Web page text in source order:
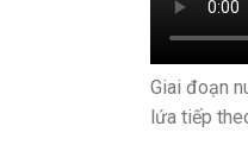
Giai đoạn
lứa tiếp